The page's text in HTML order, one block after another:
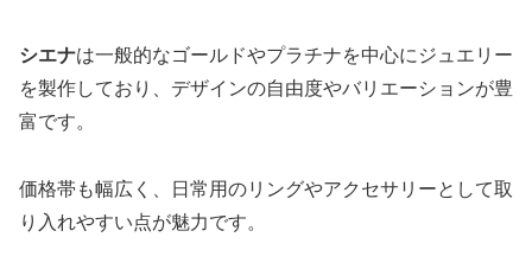
シエナは一般的なゴールドやプラチナを中心にジュエリー
を製作しており、デザインの自由度やバリエーションが豊
富です。
価格帯も幅広く、日常用のリングやアクセサリーとして取
り入れやすい点が魅力です。